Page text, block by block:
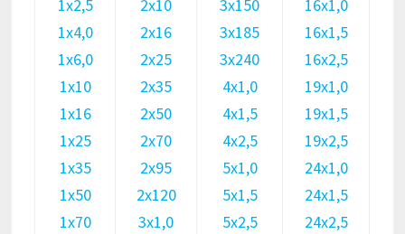
1х2,5
1х4,0
1х6,0
1х10
1х16
1х25
1х35
1х50
1х70
2х10
2х16
2х25
2х35
2х50
2х70
2х95
2х120
3х1,0
3х150
3х185
3х240
4х1,0
4х1,5
4х2,5
5х1,0
5х1,5
5х2,5
16х1,0
16х1,5
16х2,5
19х1,0
19х1,5
19х2,5
24х1,0
24х1,5
24х2,5